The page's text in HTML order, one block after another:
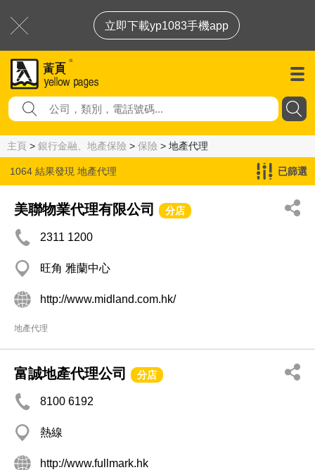
立即下載yp1083手機app
主頁 > 銀行金融、地產保險 > 保險 > 地產代理
1064 結果發現 地產代理 已篩選
美聯物業代理有限公司 分店
2311 1200
旺角 雅蘭中心
http://www.midland.com.hk/
地產代理
富誠地產代理公司 分店
8100 6192
熱線
http://www.fullmark.hk